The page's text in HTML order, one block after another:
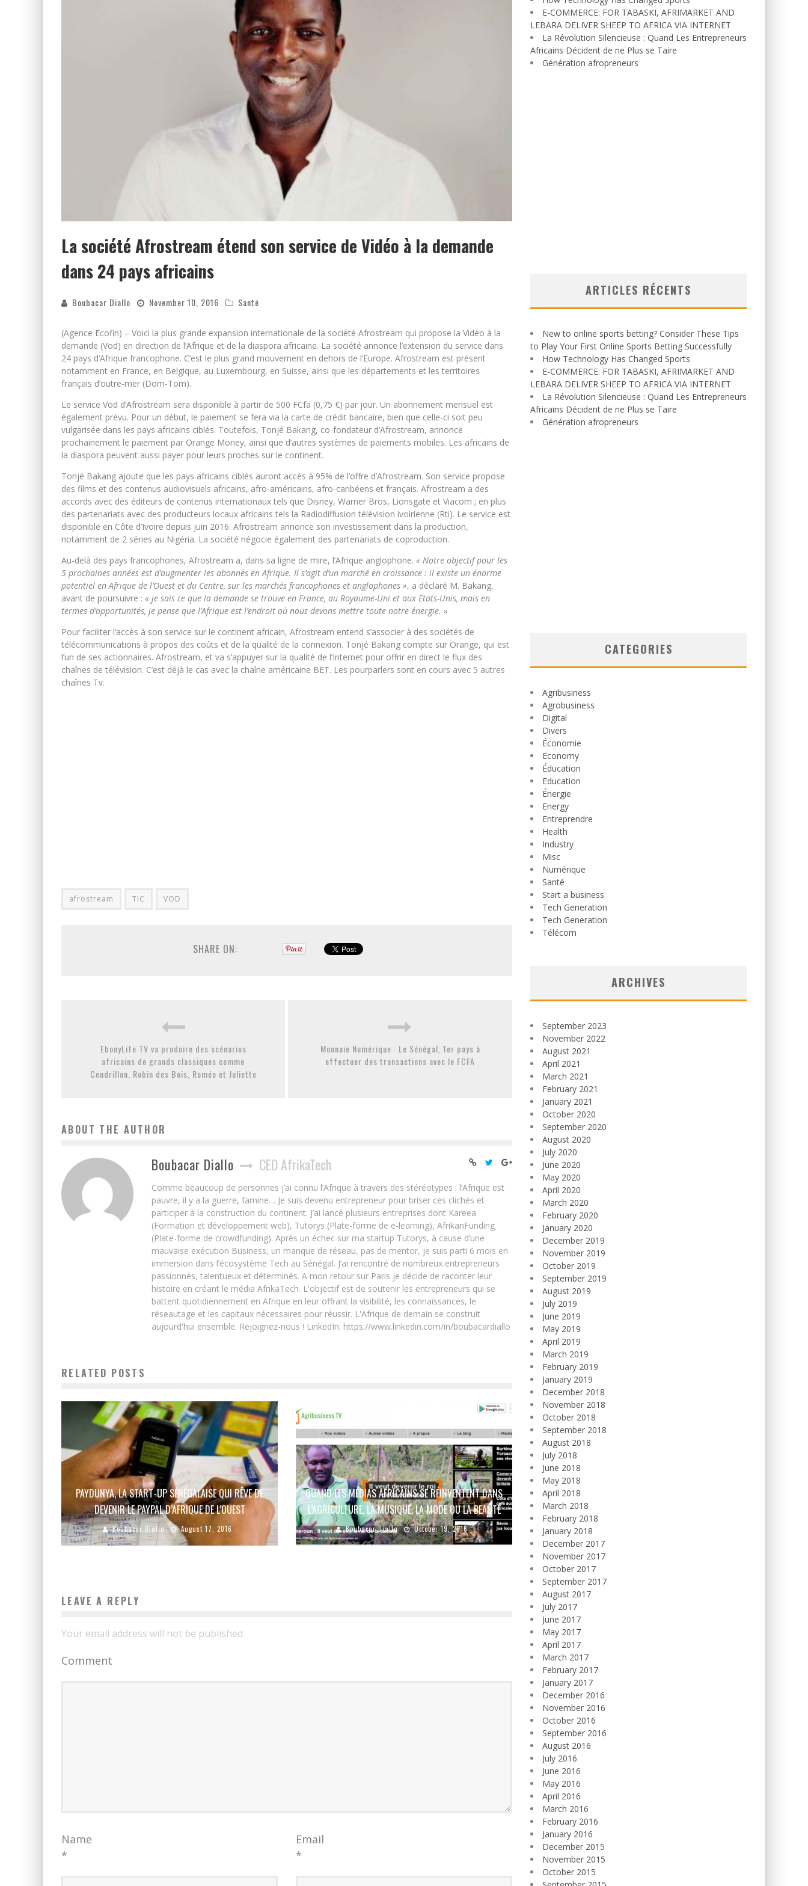
La société Afrostream étend son service de Vidéo à la demande
dans 24 pays africains
Boubacar Diallo November 10, 2016 Santé
(Agence Ecofin) – Voici la plus grande expansion internationale de la société Afrostream qui propose la Vidéo à la
demande (Vod) en direction de l’Afrique et de la diaspora africaine. La société annonce l’extension du service dans
24 pays d’Afrique francophone. C’est le plus grand mouvement en dehors de l’Europe. Afrostream est présent
notamment en France, en Belgique, au Luxembourg, en Suisse, ainsi que les départements et les territoires
français d’outre-mer (Dom-Tom).
Le service Vod d’Afrostream sera disponible à partir de 500 FCfa (0,75 €) par jour. Un abonnement mensuel est
également prévu. Pour un début, le paiement se fera via la carte de crédit bancaire, bien que celle-ci soit peu
vulgarisée dans les pays africains ciblés. Toutefois, Tonjé Bakang, co-fondateur d’Afrostream, annonce
prochainement le paiement par Orange Money, ainsi que d’autres systèmes de paiements mobiles. Les africains de
la diaspora peuvent aussi payer pour leurs proches sur le continent.
Tonjé Bakang ajoute que les pays africains ciblés auront accès à 95% de l’offre d’Afrostream. Son service propose
des films et des contenus audiovisuels africains, afro-américains, afro-caribéens et français. Afrostream a des
accords avec des éditeurs de contenus internationaux tels que Disney, Warner Bros, Lionsgate et Viacom ; en plus
des partenariats avec des producteurs locaux africains tels la Radiodiffusion télévision ivoirienne (Rti). Le service est
disponible en Côte d’Ivoire depuis juin 2016. Afrostream annonce son investissement dans la production,
notamment de 2 séries au Nigéria. La société négocie également des partenariats de coproduction.
Au-delà des pays francophones, Afrostream a, dans sa ligne de mire, l’Afrique anglophone. « Notre objectif pour les
5 prochaines années est d’augmenter les abonnés en Afrique. Il s’agit d’un marché en croissance : il existe un énorme
potentiel en Afrique de l’Ouest et du Centre, sur les marchés francophones et anglophones », a déclaré M. Bakang,
avant de poursuivre : « je sais ce que la demande se trouve en France, au Royaume-Uni et aux Etats-Unis, mais en
termes d’opportunités, je pense que l’Afrique est l’endroit où nous devons mettre toute notre énergie. »
Pour faciliter l’accès à son service sur le continent africain, Afrostream entend s’associer à des sociétés de
télécommunications à propos des coûts et de la qualité de la connexion. Tonjé Bakang compte sur Orange, qui est
l’un de ses actionnaires. Afrostream, et va s’appuyer sur la qualité de l’Internet pour offrir en direct le flux des
chaînes de télévision. C’est déjà le cas avec la chaîne américaine BET. Les pourparlers sont en cours avec 5 autres
chaînes Tv.
afrostream TIC VOD
SHARE ON:
EbonyLife TV va produire des scénarios
africains de grands classiques comme
Cendrillon, Robin des Bois, Roméo et Juliette
Monnaie Numérique : Le Sénégal, 1er pays à
effectuer des transactions avec le FCFA
ABOUT THE AUTHOR
Boubacar Diallo CEO AfrikaTech
Comme beaucoup de personnes j’ai connu l’Afrique à travers des stéréotypes : l’Afrique est
pauvre, il y a la guerre, famine… Je suis devenu entrepreneur pour briser ces clichés et
participer à la construction du continent. J’ai lancé plusieurs entreprises dont Kareea
(Formation et développement web), Tutorys (Plate-forme de e-learning), AfrikanFunding
(Plate-forme de crowdfunding). Après un échec sur ma startup Tutorys, à cause d’une
mauvaise exécution Business, un manque de réseau, pas de mentor, je suis parti 6 mois en
immersion dans l’écosystème Tech au Sénégal. J’ai rencontré de nombreux entrepreneurs
passionnés, talentueux et déterminés. A mon retour sur Paris je décide de raconter leur
histoire en créant le média AfrikaTech. L'objectif est de soutenir les entrepreneurs qui se
battent quotidiennement en Afrique en leur offrant la visibilité, les connaissances, le
réseautage et les capitaux nécessaires pour réussir. L'Afrique de demain se construit
aujourd'hui ensemble. Rejoignez-nous ! LinkedIn: https://www.linkedin.com/in/boubacardiallo
RELATED POSTS
PAYDUNYA, LA START-UP SÉNÉGALAISE QUI RÊVE DE
DEVENIR LE PAYPAL D’AFRIQUE DE L’OUEST
Boubacar Diallo August 17, 2016
QUAND LES MÉDIAS AFRICAINS SE RÉINVENTENT DANS
L’AGRICULTURE, LA MUSIQUE, LA MODE OU LA BEAUTÉ
Boubacar Diallo October 19, 2016
LEAVE A REPLY
Your email address will not be published.
Comment
Name
*
Email
*
E-COMMERCE: FOR TABASKI, AFRIMARKET AND
LEBARA DELIVER SHEEP TO AFRICA VIA INTERNET
La Révolution Silencieuse : Quand Les Entrepreneurs
Africains Décident de ne Plus se Taire
Génération afropreneurs
ARTICLES RÉCENTS
New to online sports betting? Consider These Tips
to Play Your First Online Sports Betting Successfully
How Technology Has Changed Sports
E-COMMERCE: FOR TABASKI, AFRIMARKET AND
LEBARA DELIVER SHEEP TO AFRICA VIA INTERNET
La Révolution Silencieuse : Quand Les Entrepreneurs
Africains Décident de ne Plus se Taire
Génération afropreneurs
CATEGORIES
Agribusiness
Agrobusiness
Digital
Divers
Économie
Economy
Éducation
Education
Énergie
Energy
Entreprendre
Health
Industry
Misc
Numérique
Santé
Start a business
Tech Generation
Tech Generation
Télécom
ARCHIVES
September 2023
November 2022
August 2021
April 2021
March 2021
February 2021
January 2021
October 2020
September 2020
August 2020
July 2020
June 2020
May 2020
April 2020
March 2020
February 2020
January 2020
December 2019
November 2019
October 2019
September 2019
August 2019
July 2019
June 2019
May 2019
April 2019
March 2019
February 2019
January 2019
December 2018
November 2018
October 2018
September 2018
August 2018
July 2018
June 2018
May 2018
April 2018
March 2018
February 2018
January 2018
December 2017
November 2017
October 2017
September 2017
August 2017
July 2017
June 2017
May 2017
April 2017
March 2017
February 2017
January 2017
December 2016
November 2016
October 2016
September 2016
August 2016
July 2016
June 2016
May 2016
April 2016
March 2016
February 2016
January 2016
December 2015
November 2015
October 2015